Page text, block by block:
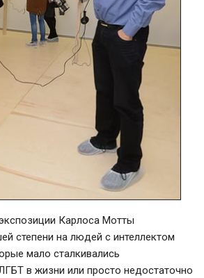
Карлоса Мотты
степени на людей с интеллектом
мало сталкивались
в жизни или просто недостаточно